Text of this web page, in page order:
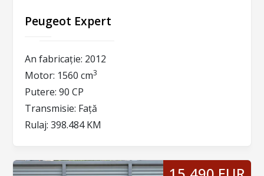
Peugeot Expert
An fabricație: 2012
Motor: 1560 cm3
Putere: 90 CP
Transmisie: Față
Rulaj: 398.484 KM